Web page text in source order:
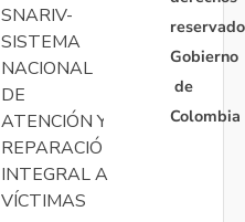
SNARIV-
SISTEMA
NACIONAL
DE
ATENCIÓN Y
REPARACIÓN
INTEGRAL A
VÍCTIMAS
Gobierno
de
Colombia